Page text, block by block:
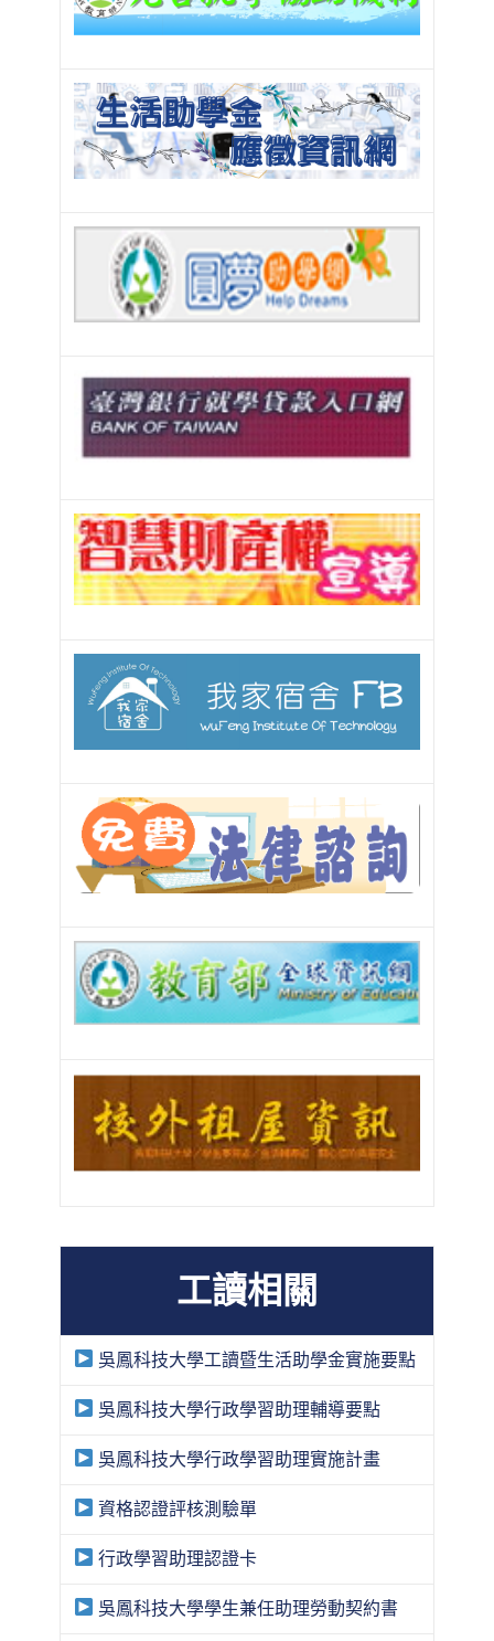
工讀相關
吳鳳科技大學工讀暨生活助學金實施要點
吳鳳科技大學行政學習助理輔導要點
吳鳳科技大學行政學習助理實施計畫
資格認證評核測驗單
行政學習助理認證卡
吳鳳科技大學學生兼任助理勞動契約書